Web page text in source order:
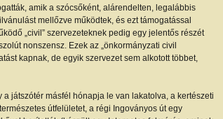
amik a szócsőként, alárendelten, legalábbis
mellőzve működtek, és ezt támogatással
„civil” szervezeteknek pedig egy jelentős részét
nonszensz. Ezek az „önkormányzati civil
kapnak, de egyik szervezet sem alkotott többet,
játszótér másfél hónapja le van lakatolva, a kertészeti
útfelületet, a régi Ingoványos út egy